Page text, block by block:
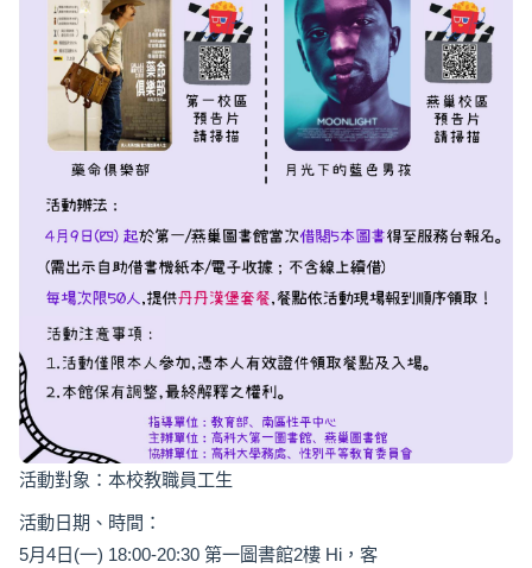
活動對象：本校教職員工生
活動日期、時間：
5月4日(一) 18:00-20:30 第一圖書館2樓 Hi，客